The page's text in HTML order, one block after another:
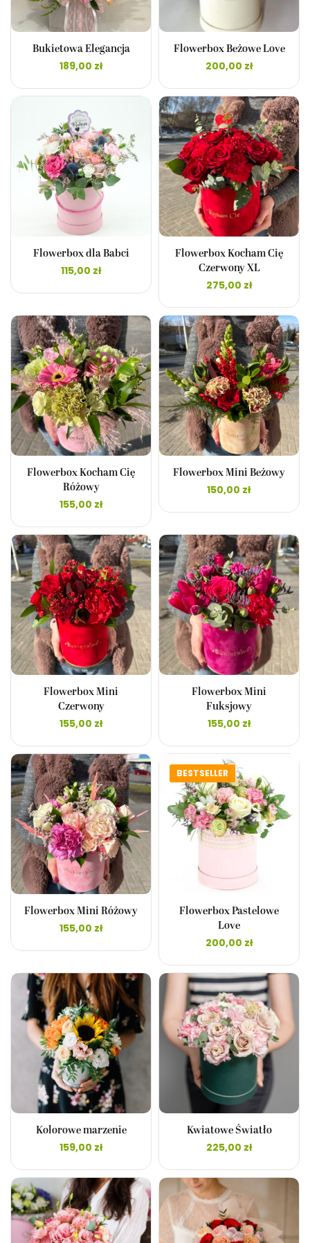
Bukietowa Elegancja
189,00 zł
Flowerbox Beżowe Love
200,00 zł
Flowerbox dla Babci
115,00 zł
Flowerbox Kocham Cię
Czerwony XL
275,00 zł
Flowerbox Kocham Cię
Różowy
155,00 zł
Flowerbox Mini Beżowy
150,00 zł
Flowerbox Mini
Czerwony
155,00 zł
Flowerbox Mini
Fuksjowy
155,00 zł
Flowerbox Mini Różowy
155,00 zł
BESTSELLER
Flowerbox Pastelowe
Love
200,00 zł
Kolorowe marzenie
159,00 zł
Kwiatowe Światło
225,00 zł